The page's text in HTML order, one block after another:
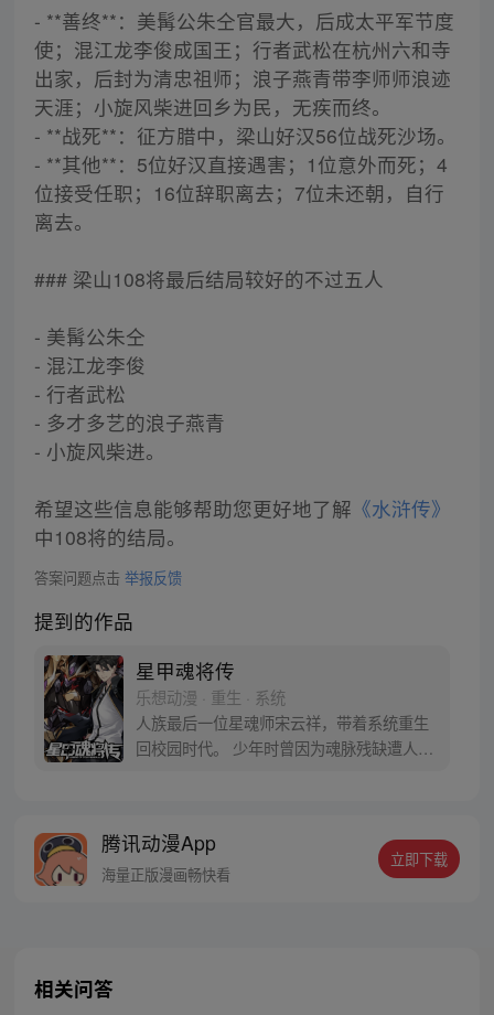
- **善终**：美髯公朱仝官最大，后成太平军节度
使；混江龙李俊成国王；行者武松在杭州六和寺
出家，后封为清忠祖师；浪子燕青带李师师浪迹
天涯；小旋风柴进回乡为民，无疾而终。
- **战死**：征方腊中，梁山好汉56位战死沙场。
- **其他**：5位好汉直接遇害；1位意外而死；4
位接受任职；16位辞职离去；7位未还朝，自行
离去。
### 梁山108将最后结局较好的不过五人
- 美髯公朱仝
- 混江龙李俊
- 行者武松
- 多才多艺的浪子燕青
- 小旋风柴进。
希望这些信息能够帮助您更好地了解 《水浒传》
中108将的结局。
答案问题点击 举报反馈
提到的作品
星甲魂将传
乐想动漫 · 重生 · 系统
人族最后一位星魂师宋云祥，带着系统重生
回校园时代。 少年时曾因为魂脉残缺遭人白
从此一路开挂造机甲打怪兽… 曾经后悔的
事，曾经错过的人，这一次将不留遗憾。
腾讯动漫App
海量正版漫画畅快看
立即下载
相关问答